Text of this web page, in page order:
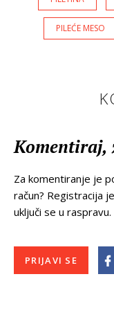
PILEĆE MESO
Komentiraj,
Za komentiranje je
račun? Registracija
uključi se u raspravu.
PRIJAVI SE